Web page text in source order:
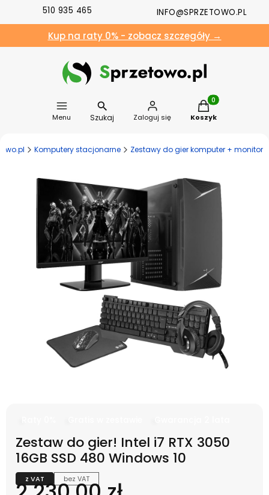
510 935 465 INFO@SPRZETOWO.PL
Kup na raty 0% - zobacz szczegóły →
Menu Szukaj Zaloguj się
Produkty w
Koszyk
Komputery stacjonarne Zestawy do gier komputer + monitor
Zestaw do gier! Intel i7 RTX 3050
16GB SSD 480 Windows 10
z VAT bez VAT